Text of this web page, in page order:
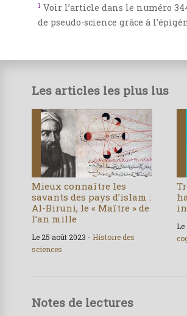
1 Voir l’article dans le numéro
de pseudo-science grâce à
Les articles les plus lus
Mieux connaître les
savants des pays d’islam :
Al-Biruni, le « Maître » de
l’an mille
Le 25 août 2023 - Histoire des
sciences
Notes de lectures